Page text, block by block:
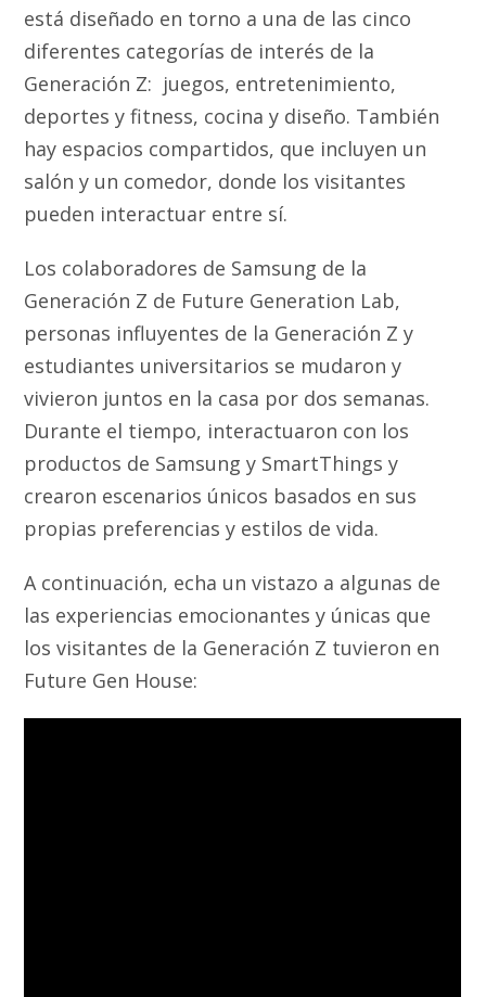
está diseñado en torno a una de las cinco
diferentes categorías de interés de la
Generación Z: juegos, entretenimiento,
deportes y fitness, cocina y diseño. También
hay espacios compartidos, que incluyen un
salón y un comedor, donde los visitantes
pueden interactuar entre sí.
Los colaboradores de Samsung de la
Generación Z de Future Generation Lab,
personas influyentes de la Generación Z y
estudiantes universitarios se mudaron y
vivieron juntos en la casa por dos semanas.
Durante el tiempo, interactuaron con los
productos de Samsung y SmartThings y
crearon escenarios únicos basados en sus
propias preferencias y estilos de vida.
A continuación, echa un vistazo a algunas de
las experiencias emocionantes y únicas que
los visitantes de la Generación Z tuvieron en
Future Gen House: